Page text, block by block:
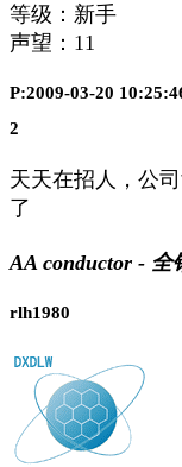
等级：新手
声望： 11
P:2009-03-20
2
天天在招人，公
了
AA conductor -
rlh1980